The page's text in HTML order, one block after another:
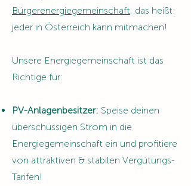
Bürgerenergiegemeinschaft, das heißt:
jeder in Österreich kann mitmachen!
Unsere Energiegemeinschaft ist das
Richtige für:
PV-Anlagenbesitzer: Speise deinen
überschüssigen Strom in die
Energiegemeinschaft ein und profitiere
von attraktiven & stabilen Vergütungs-
Tarifen!